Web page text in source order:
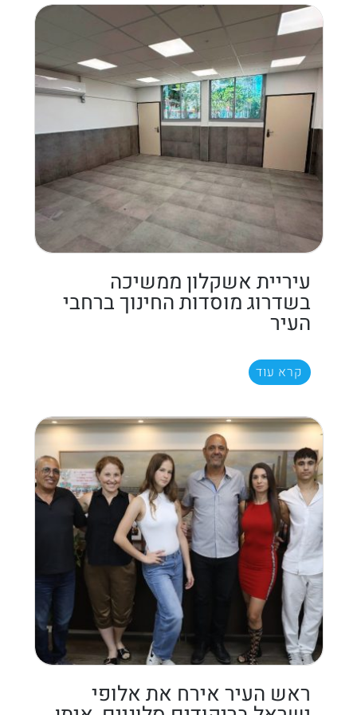
עיריית אשקלון ממשיכה
בשדרוג מוסדות החינוך ברחבי
העיר
קרא עוד
ראש העיר אירח את אלופי